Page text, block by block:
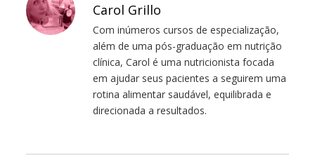
Carol Grillo
Com inúmeros cursos de especialização,
além de uma pós-graduação em nutrição
clínica, Carol é uma nutricionista focada
em ajudar seus pacientes a seguirem uma
rotina alimentar saudável, equilibrada e
direcionada a resultados.